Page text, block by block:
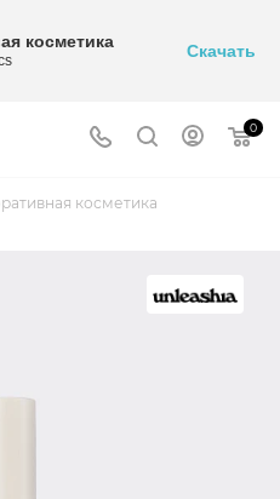
0
косметика
косметика Скачать